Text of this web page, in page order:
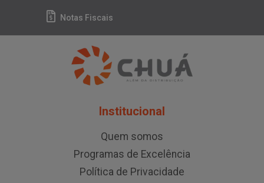
Notas Fiscais
Institucional
Quem somos
Programas de Excelência
Política de Privacidade